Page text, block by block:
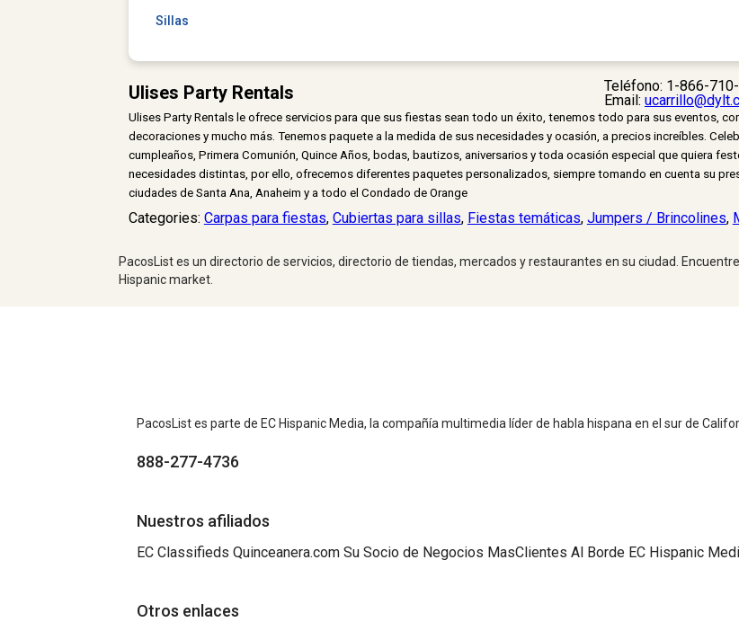
Sillas
Ulises Party Rentals Teléfono: 1-866-
Email:
Ulises Party Rentals le ofrece servicios para que sus fiestas sean todo un éxito, tenemos todo para sus eventos,
decoraciones y mucho más. Tenemos paquete a la medida de sus necesidades y ocasión, a precios increíbles.
cumpleaños, Primera Comunión, Quince Años, bodas, bautizos, aniversarios y toda ocasión especial que quiera
necesidades distintas, por ello, ofrecemos diferentes paquetes personalizados, siempre tomando en cuenta su
ciudades de Santa Ana, Anaheim y a todo el Condado de Orange
Categories: Carpas para fiestas, Cubiertas para sillas, Fiestas temáticas, Jumpers / Brincolines,
PacosList es un directorio de servicios, directorio de tiendas, mercados y restaurantes en su ciudad.
Hispanic market.
PacosList es parte de EC Hispanic Media, la compañía multimedia líder de habla hispana en el sur de
888-277-4736
Nuestros afiliados
EC Classifieds Quinceanera.com Su Socio de Negocios MasClientes Al Borde EC Hispanic
Otros enlaces